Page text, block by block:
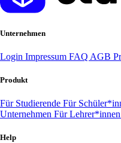
Unternehmen
Login Impressum FAQ AGB
Produkt
Für Studierende Für
Unternehmen Für Lehrer*innen
Help